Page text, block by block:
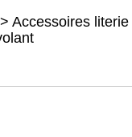
> Accessoires literie